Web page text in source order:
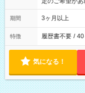
期間 3ヶ月以上
特徴 履歴書不要 / 40
気になる！